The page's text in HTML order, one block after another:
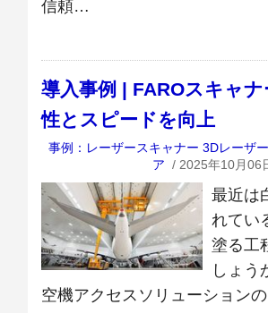
信頼…
導入事例 | FAROスキャ
性とスピードを向上
事例：レーザースキャナー 3Dレーザ
ア / 2025年10月06
最近は
れてい
塗る工
しょう
空機アクセスソリューション